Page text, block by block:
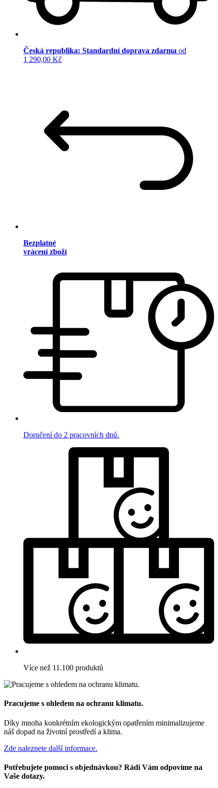
Česká republika: Standardní doprava zdarma od
1 290,00 Kč
Bezplatné
vrácení zboží
Doručení do 2 pracovních dnů.
Více než 11.100 produktů
Pracujeme s ohledem na ochranu klimatu.
Díky mnoha konkrétním ekologickým opatřením minimalizujeme
náš dopad na životní prostředí a klima.
Zde naleznete další informace.
Potřebujete pomoci s objednávkou? Rádi Vám odpovíme na
Vaše dotazy.